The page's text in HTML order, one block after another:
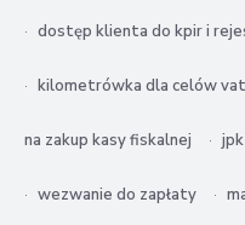
dostęp klienta do kpir i
kilometrówka dla celów vat
na zakup kasy fiskalnej
wezwanie do zapłaty